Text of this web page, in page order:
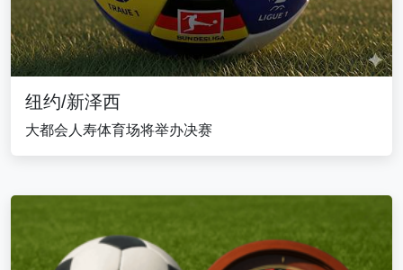
纽约/新泽西
大都会人寿体育场将举办决赛